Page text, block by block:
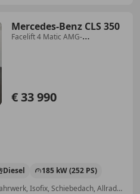
Mercedes-Benz CLS 350
Facelift 4 Matic AMG-
€ 33 990
Diesel
185 kW (252 PS)
360° Kamera, Sitzheizung, Sportfahrwerk, Isofix, Schiebedach, Allrad, Alufelgen, LED-Scheinwerfer